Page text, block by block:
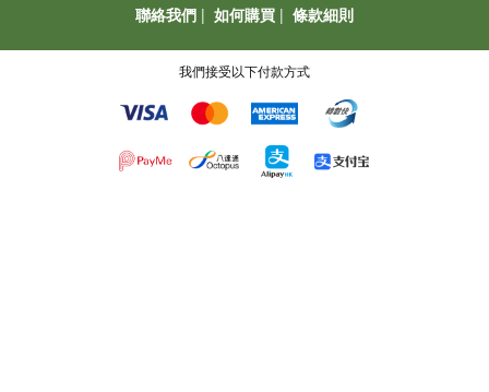
聯絡我們 | 如何購買 | 條款細則
我們接受以下付款方式